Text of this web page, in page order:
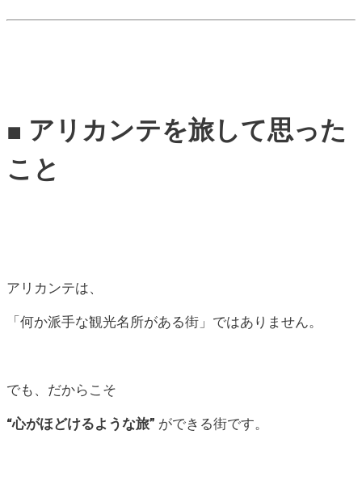
■ アリカンテを旅して思った
こと
アリカンテは、
「何か派手な観光名所がある街」ではありません。
でも、だからこそ
“心がほどけるような旅” ができる街です。